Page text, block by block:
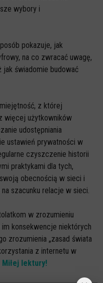
wybory i
pokazuje, jak
na co zwracać uwagę,
jak świadomie budować
z której
więcej użytkowników
udostępniania
ustawień prywatności w
czyszczenie historii
praktykami dla tych,
obecnością w sieci i
szacunku relacje w sieci.
w zrozumieniu
konsekwencje niektórych
zrozumienia „zasad świata
z internetu w
Miłej lektury!